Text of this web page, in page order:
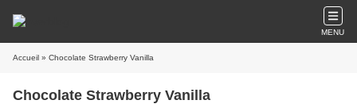
MENU
Accueil » Chocolate Strawberry Vanilla
Chocolate Strawberry Vanilla